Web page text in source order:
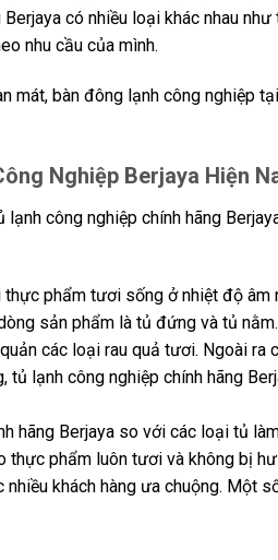
có nhiều loại khác nhau
nhu cầu của mình.
mát, bàn đông lạnh công nghiệp
Nghiệp Berjaya Hiện
công nghiệp chính hãng
phẩm tươi sống ở nhiệt độ
sản phẩm là tủ đứng và tủ nằm.
các loại rau quả tươi. Ngoài
tủ lạnh công nghiệp chính hãng
hãng Berjaya so với các loại tủ
thực phẩm luôn tươi và không bị
khách hàng ưa chuộng. Một